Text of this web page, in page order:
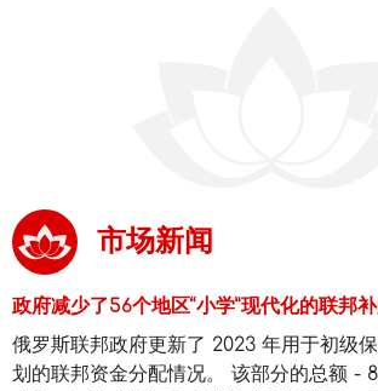
市场新闻
政府减少了56个地区“小学”现代化的联邦
俄罗斯联邦政府更新了 2023 年用于初级
划的联邦资金分配情况。 该部分的总额 -